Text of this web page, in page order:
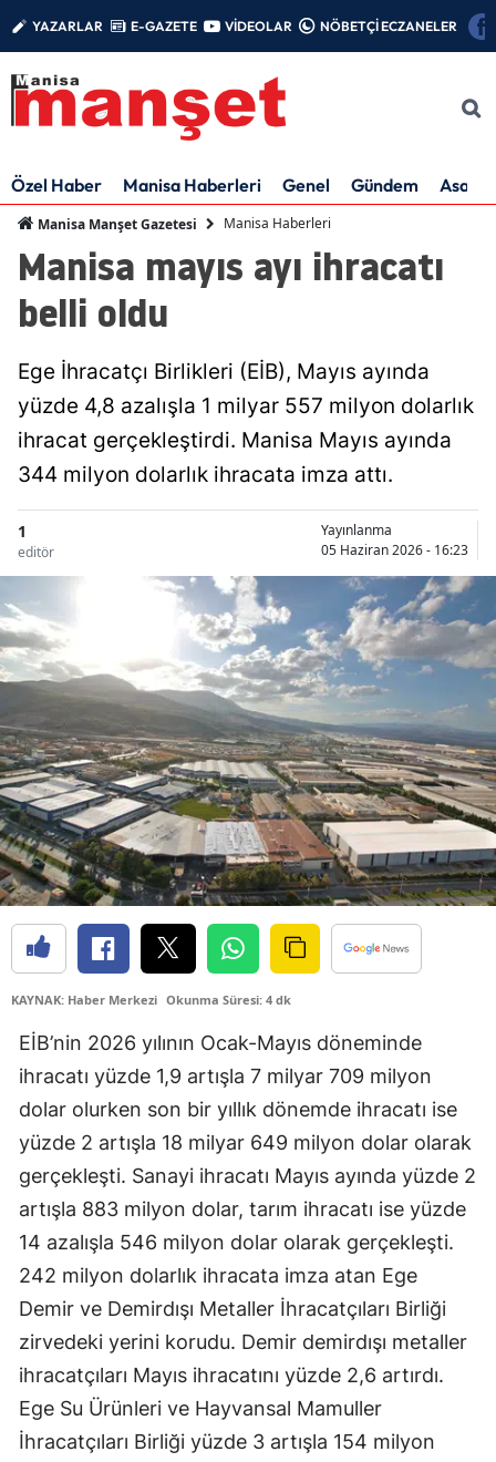
YAZARLAR E-GAZETE VİDEOLAR NÖBETÇİ ECZANELER
Özel Haber Manisa Haberleri Genel Gündem Asayiş
Manisa Manşet Gazetesi Manisa Haberleri
Manisa mayıs ayı ihracatı
belli oldu
Ege İhracatçı Birlikleri (EİB), Mayıs ayında
yüzde 4,8 azalışla 1 milyar 557 milyon dolarlık
ihracat gerçekleştirdi. Manisa Mayıs ayında
344 milyon dolarlık ihracata imza attı.
1
editör
Yayınlanma
05 Haziran 2026 - 16:23
KAYNAK: Haber Merkezi Okunma Süresi: 4 dk
EİB’nin 2026 yılının Ocak-Mayıs döneminde
ihracatı yüzde 1,9 artışla 7 milyar 709 milyon
dolar olurken son bir yıllık dönemde ihracatı ise
yüzde 2 artışla 18 milyar 649 milyon dolar olarak
gerçekleşti. Sanayi ihracatı Mayıs ayında yüzde 2
artışla 883 milyon dolar, tarım ihracatı ise yüzde
14 azalışla 546 milyon dolar olarak gerçekleşti.
242 milyon dolarlık ihracata imza atan Ege
Demir ve Demirdışı Metaller İhracatçıları Birliği
zirvedeki yerini korudu. Demir demirdışı metaller
ihracatçıları Mayıs ihracatını yüzde 2,6 artırdı.
Ege Su Ürünleri ve Hayvansal Mamuller
İhracatçıları Birliği yüzde 3 artışla 154 milyon